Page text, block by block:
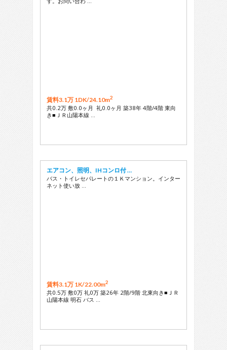
賃料3.1万 1DK/24.10m2
共0.2万 敷0.0ヶ月 礼0.0ヶ月 築38年 4階/4階 東向
き■ＪＲ山陽本線 …
エアコン、照明、IHコンロ付 …
バス・トイレセパレートの１Ｋマンション。インター
ネット使い放 …
賃料3.1万 1K/22.00m2
共0.5万 敷0万 礼0万 築26年 2階/9階 北東向き■ＪＲ
山陽本線 明石 バス …